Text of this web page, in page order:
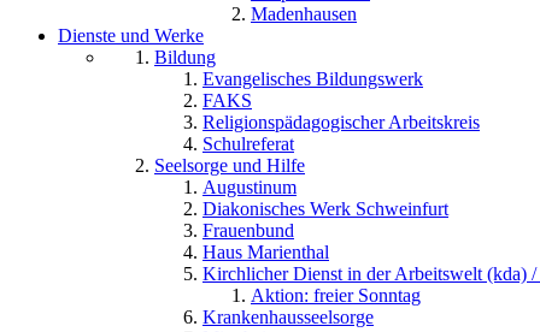
Madenhausen
Dienste und Werke
Bildung
Evangelisches Bildungswerk
FAKS
Religionspädagogischer Arbeitskreis
Schulreferat
Seelsorge und Hilfe
Augustinum
Diakonisches Werk Schweinfurt
Frauenbund
Haus Marienthal
Kirchlicher Dienst in der Arbeitswelt (kda) /
Aktion: freier Sonntag
Krankenhausseelsorge